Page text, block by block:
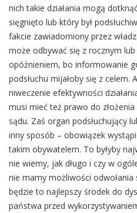
nich takie działania mogą
sięgnięto lub który był
fakcie zawiadomiony przez
może odbywać się z rocznym
opóźnieniem, bo informowanie
podsłuchu mijałoby się z celem.
niweczenie efektywności
musi mieć też prawo do
sądu. Zaś organ podsłuchujący
inny sposób – obowiązek
takim obywatelem. To byłyby
nie wiemy, jak długo i czy w
nie mamy możliwości
będzie to najlepszy środek do
państwa przed